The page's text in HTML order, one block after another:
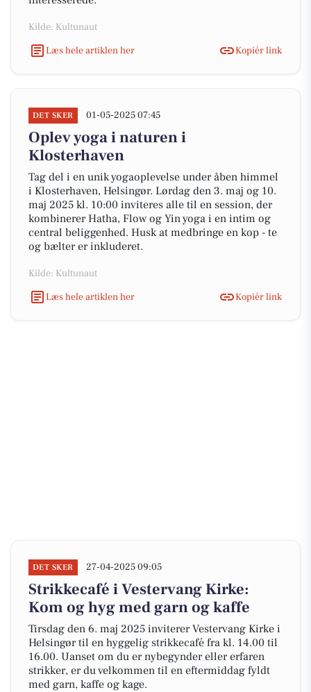
Kilde: Kultunaut
Læs hele artiklen her
Kopiér link
DET SKER 01-05-2025 07:45
Oplev yoga i naturen i
Klosterhaven
Tag del i en unik yogaoplevelse under åben himmel
i Klosterhaven, Helsingør. Lørdag den 3. maj og 10.
maj 2025 kl. 10:00 inviteres alle til en session, der
kombinerer Hatha, Flow og Yin yoga i en intim og
central beliggenhed. Husk at medbringe en kop - te
og bælter er inkluderet.
Kilde: Kultunaut
Læs hele artiklen her
Kopiér link
DET SKER 27-04-2025 09:05
Strikkecafé i Vestervang Kirke:
Kom og hyg med garn og kaffe
Tirsdag den 6. maj 2025 inviterer Vestervang Kirke i
Helsingør til en hyggelig strikkecafé fra kl. 14.00 til
16.00. Uanset om du er nybegynder eller erfaren
strikker, er du velkommen til en eftermiddag fyldt
med garn, kaffe og kage.